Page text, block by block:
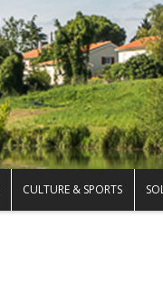
CULTURE & SPORTS